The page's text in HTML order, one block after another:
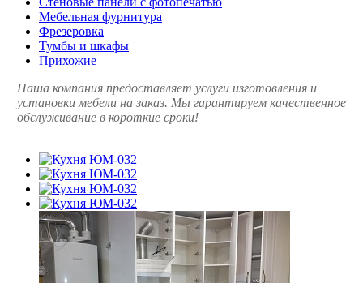
Мебельная фурнитура
Фрезеровка
Тумбы и шкафы
Прихожие
Наша компания предоставляет услуги изготовления и
установки мебели на заказ. Мы гарантируем качественное
обслуживание в короткие сроки!